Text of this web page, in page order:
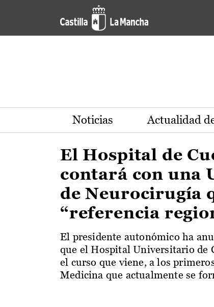
Pasar al contenido principal
Actualidad de la región
Noticias Actualidad
El Hospital de
contará con una
de Neurocirugía
“referencia
El presidente autonómico ha
que el Hospital Universitario de
el curso que viene, a los
Medicina que actualmente se